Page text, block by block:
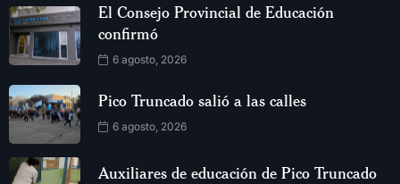
El Consejo Provincial de Educación
confirmó
6 agosto, 2026
Pico Truncado salió a las calles
6 agosto, 2026
Auxiliares de educación de Pico Truncado